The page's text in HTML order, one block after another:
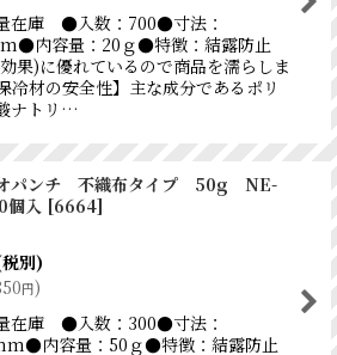
量在庫 ●入数：700●寸法：
内容量：20ｇ●特徴：結露防止
果)に優れているので商品を濡らしま
冷材の安全性】主な成分であるポリ
ナトリ…
パンチ 不織布タイプ 50g NE-
入 [6664]
別)
円)
量在庫 ●入数：300●寸法：
内容量：50ｇ●特徴：結露防止